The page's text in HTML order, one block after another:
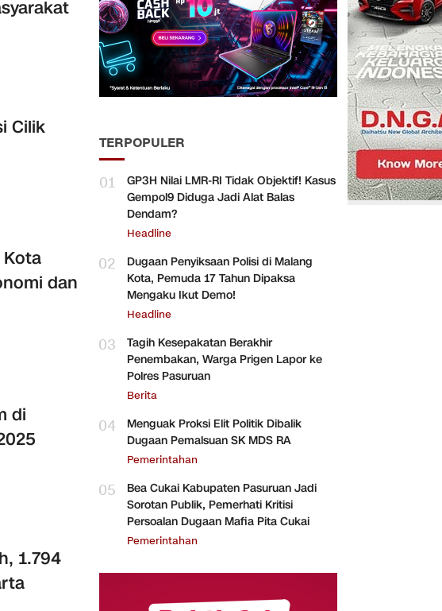
Cilik
Kota
dan
di
1.794
TERPOPULER
01
GP3H Nilai LMR-RI Tidak Objektif! Kasus
Gempol9 Diduga Jadi Alat Balas
Dendam?
Headline
02
Dugaan Penyiksaan Polisi di Malang
Kota, Pemuda 17 Tahun Dipaksa
Mengaku Ikut Demo!
Headline
03
Tagih Kesepakatan Berakhir
Penembakan, Warga Prigen Lapor ke
Polres Pasuruan
Berita
04
Menguak Proksi Elit Politik Dibalik
Dugaan Pemalsuan SK MDS RA
Pemerintahan
05
Bea Cukai Kabupaten Pasuruan Jadi
Sorotan Publik, Pemerhati Kritisi
Persoalan Dugaan Mafia Pita Cukai
Pemerintahan